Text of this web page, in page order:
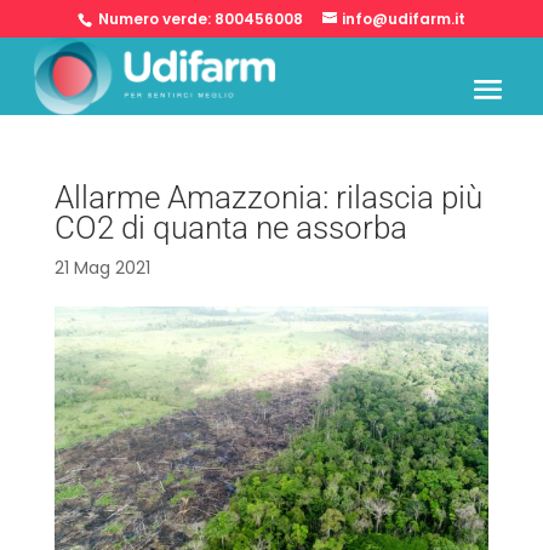
Numero verde: 800456008 info@udifarm.it
Allarme Amazzonia: rilascia più
CO2 di quanta ne assorba
21 Mag 2021